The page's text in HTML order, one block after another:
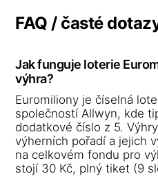
FAQ / časté
Jak funguje loterie
výhra?
Euromiliony je číselná
společností Allwyn, kde
dodatkové číslo z 5.
výherních pořadí a jejich
na celkovém fondu pro
stojí 30 Kč, plný tiket (9